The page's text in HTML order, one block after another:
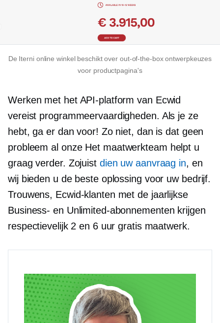
De Iterni online winkel beschikt over out-of-the-boxontwerpkeuzes
voor productpagina's
Werken met het API-platform van Ecwid
vereist programmeervaardigheden. Als je ze
hebt, ga er dan voor! Zo niet, dan is dat geen
probleemal onzeHet maatwerkteam helpt u
graag verder. Zojuist dien uw aanvraag in, en
wij bieden u de beste oplossing voor uw bedrijf.
Trouwens, Ecwid-klanten met de jaarlijkse
Business- en Unlimited-abonnementen krijgen
respectievelijk 2 en 6 uur gratis maatwerk.